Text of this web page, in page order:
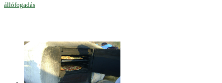
állófogadás